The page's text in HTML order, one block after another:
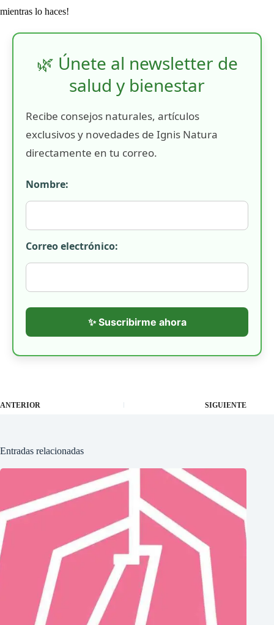
mientras lo haces!
🌿 Únete al newsletter de
salud y bienestar
Recibe consejos naturales, artículos
exclusivos y novedades de Ignis Natura
directamente en tu correo.
Nombre:
Correo electrónico:
✨ Suscribirme ahora
ANTERIOR SIGUIENTE
Entradas relacionadas